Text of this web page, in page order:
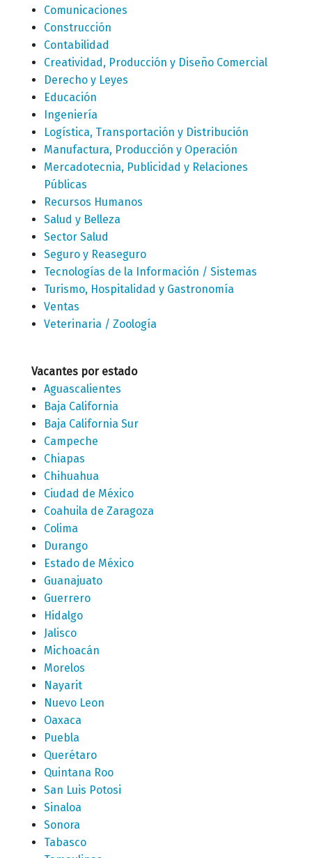
Comunicaciones
Construcción
Contabilidad
Creatividad, Producción y Diseño Comercial
Derecho y Leyes
Educación
Ingeniería
Logística, Transportación y Distribución
Manufactura, Producción y Operación
Mercadotecnia, Publicidad y Relaciones
Públicas
Recursos Humanos
Salud y Belleza
Sector Salud
Seguro y Reaseguro
Tecnologías de la Información / Sistemas
Turismo, Hospitalidad y Gastronomía
Ventas
Veterinaria / Zoología
Vacantes por estado
Aguascalientes
Baja California
Baja California Sur
Campeche
Chiapas
Chihuahua
Ciudad de México
Coahuila de Zaragoza
Colima
Durango
Estado de México
Guanajuato
Guerrero
Hidalgo
Jalisco
Michoacán
Morelos
Nayarit
Nuevo Leon
Oaxaca
Puebla
Querétaro
Quintana Roo
San Luis Potosi
Sinaloa
Sonora
Tabasco